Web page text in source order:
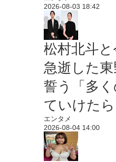
2026-08-03 18:42
松村北斗と
急逝した
誓う「多
ていけたら
エンタメ
2026-08-04 14:00